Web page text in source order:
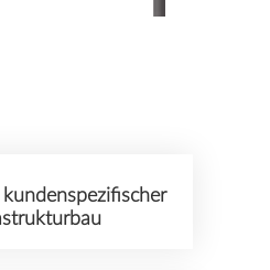
Dieser
Daten zu